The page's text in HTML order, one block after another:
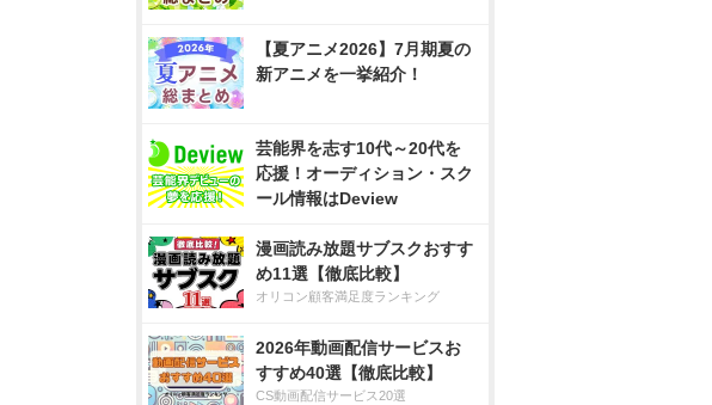
【夏アニメ2026】7月期夏の
新アニメを一挙紹介！
芸能界を志す10代～20代を
応援！オーディション・スク
ール情報はDeview
漫画読み放題サブスクおすす
め11選【徹底比較】
オリコン顧客満足度ランキング
2026年動画配信サービスお
すすめ40選【徹底比較】
CS動画配信サービス20選